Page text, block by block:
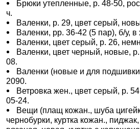
Брюки утепленные, р. 48-50,
ч.
Валенки, р. 29, цвет серый,
Валенки, рр. 36-42 (5 пар), б/у,
Валенки, цвет серый, р. 26,
Валенки, цвет черный, новые,
08.
Валенки (новые и для
2090.
Ветровка жен., цвет серый, р.
05-24.
Вещи (плащ кожан., шуба
чернобурки, куртка кожан.,